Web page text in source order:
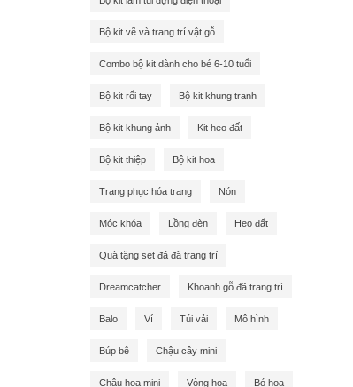
Bộ kit vẽ và trang trí vật gỗ
Combo bộ kit dành cho bé 6-10 tuổi
Bộ kit rối tay Bộ kit khung tranh
Bộ kit khung ảnh Kit heo đất
Bộ kit thiệp Bộ kit hoa
Trang phục hóa trang Nón
Móc khóa Lồng đèn Heo đất
Quà tặng set đá đã trang trí
Dreamcatcher Khoanh gỗ đã trang trí
Balo Ví Túi vải Mô hình
Búp bê Chậu cây mini
Chậu hoa mini Vòng hoa Bó hoa